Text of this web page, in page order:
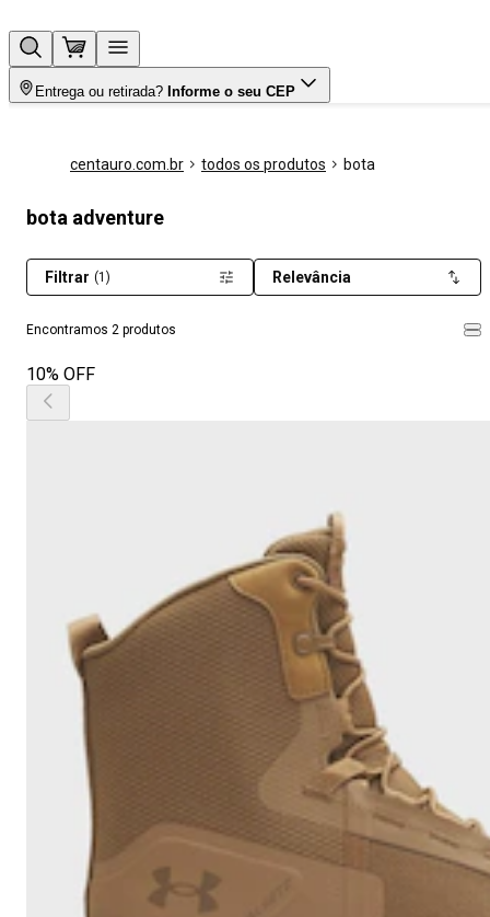
Entrega ou retirada? Informe o seu CEP
centauro.com.br todos os produtos bota
bota adventure
Encontramos 2 produtos
Filtrar (1) Relevância
10% OFF